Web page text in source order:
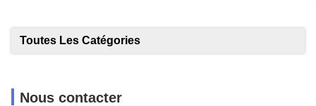
Toutes Les Catégories
Nous contacter